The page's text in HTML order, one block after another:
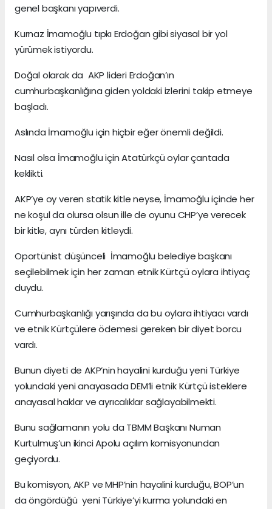
genel başkanı yapıverdi.
Kurnaz İmamoğlu tıpkı Erdoğan gibi siyasal bir yol
yürümek istiyordu.
Doğal olarak da AKP lideri Erdoğan’ın
cumhurbaşkanlığına giden yoldaki izlerini takip etmeye
başladı.
Aslında İmamoğlu için hiçbir eğer önemli değildi.
Nasıl olsa İmamoğlu için Atatürkçü oylar çantada
keklikti.
AKP’ye oy veren statik kitle neyse, İmamoğlu içinde her
ne koşul da olursa olsun ille de oyunu CHP’ye verecek
bir kitle, aynı türden kitleydi.
Oportünist düşünceli İmamoğlu belediye başkanı
seçilebilmek için her zaman etnik Kürtçü oylara ihtiyaç
duydu.
Cumhurbaşkanlığı yarışında da bu oylara ihtiyacı vardı
ve etnik Kürtçülere ödemesi gereken bir diyet borcu
vardı.
Bunun diyeti de AKP’nin hayalini kurduğu yeni Türkiye
yolundaki yeni anayasada DEM’li etnik Kürtçü isteklere
anayasal haklar ve ayrıcalıklar sağlayabilmekti.
Bunu sağlamanın yolu da TBMM Başkanı Numan
Kurtulmuş’un ikinci Apolu açılım komisyonundan
geçiyordu.
Bu komisyon, AKP ve MHP’nin hayalini kurduğu, BOP’un
da öngördüğü yeni Türkiye’yi kurma yolundaki en